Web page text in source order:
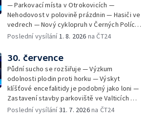
— Parkovací místa v Otrokovicích —
Nehodovost v polovině prázdnin — Hasiči ve
vedrech — Nový cyklopruh v Černých Polích
— Květinová výstava ve Věžkách
Poslední vysílání1. 8. 2026 na ČT24
30. července
Půdní sucho se rozšiřuje — Výzkum
odolnosti plodin proti horku — Výskyt
klíšťové encefalitidy je podobný jako loni —
Zastavení stavby parkoviště ve Valticích —
Spor o lokalitu lesa v Rožnově pod
Poslední vysílání31. 7. 2026na ČT24